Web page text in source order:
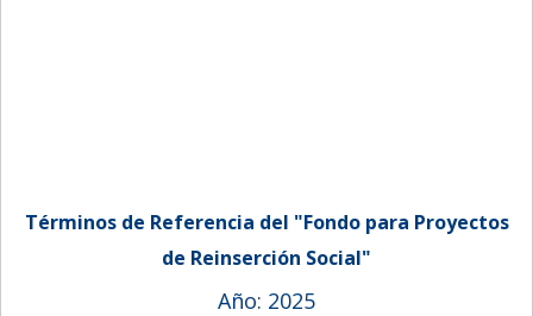
Términos de Referencia del "Fondo para Proyectos
de Reinserción Social"
Año: 2025